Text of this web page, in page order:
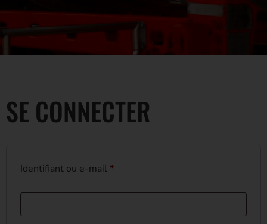
SE CONNECTER
Identifiant ou e-mail *